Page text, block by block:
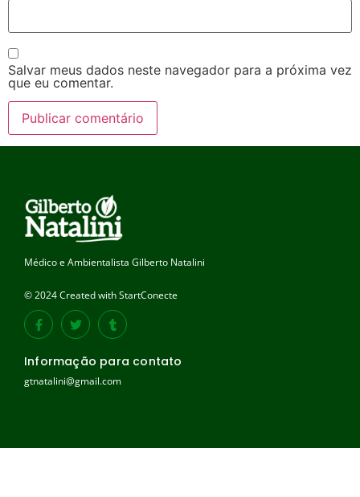
Salvar meus dados neste navegador para a próxima vez
que eu comentar.
Médico e Ambientalista Gilberto Natalini
© 2024 Created with StartConecte
Informação para contato
gtnatalini@gmail.com